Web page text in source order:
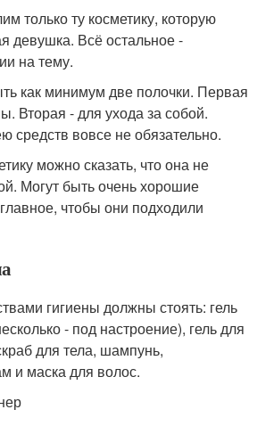
только ту косметику, которую
девушка. Всё остальное -
на тему.
как минимум две полочки. Первая
Вторая - для ухода за собой.
средств вовсе не обязательно.
можно сказать, что она не
Могут быть очень хорошие
чтобы они подходили
гигиены должны стоять: гель
- под настроение), гель для
для тела, шампунь,
и маска для волос.